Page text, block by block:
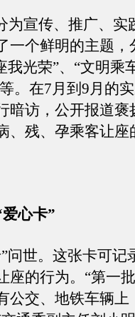
宣传、推广、实
一个鲜明的主题，
我光荣”、“文明乘
。在7月到9月的
暗访，公开报道褒
、残、孕乘客让座
心卡”
世。这张卡可记
座的行为。“第一
公交、地铁车辆上